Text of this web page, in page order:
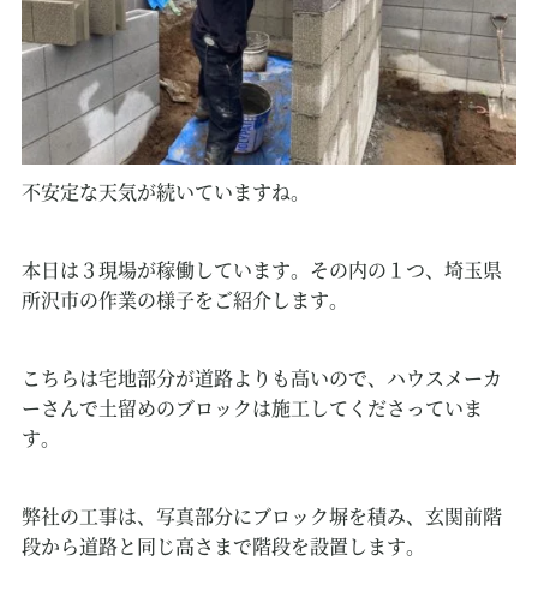
不安定な天気が続いていますね。
本日は３現場が稼働しています。その内の１つ、埼玉県
所沢市の作業の様子をご紹介します。
こちらは宅地部分が道路よりも高いので、ハウスメーカ
ーさんで土留めのブロックは施工してくださっていま
す。
弊社の工事は、写真部分にブロック塀を積み、玄関前階
段から道路と同じ高さまで階段を設置します。